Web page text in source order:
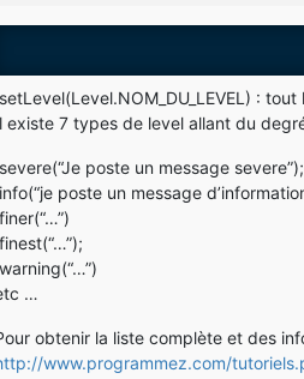
//Pour modifier le
    }
}
:
existe 7 types de level allant du
poste un message severe”);
poste un message
…
obtenir la liste complète et des
www.programmez.com/